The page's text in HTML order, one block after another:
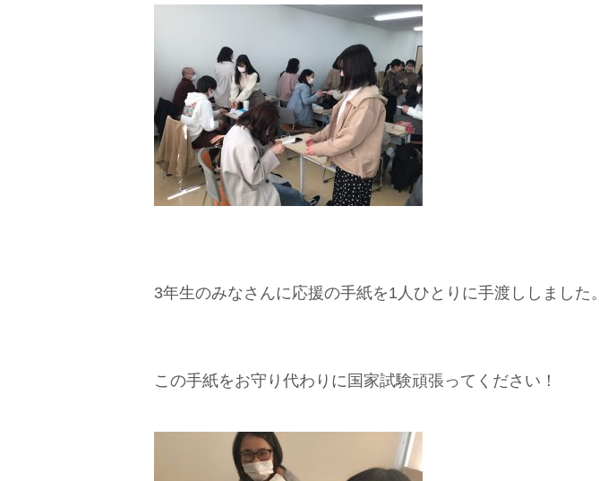
3年生のみなさんに応援の手紙を1人ひとりに手渡ししました。
この手紙をお守り代わりに国家試験頑張ってください！